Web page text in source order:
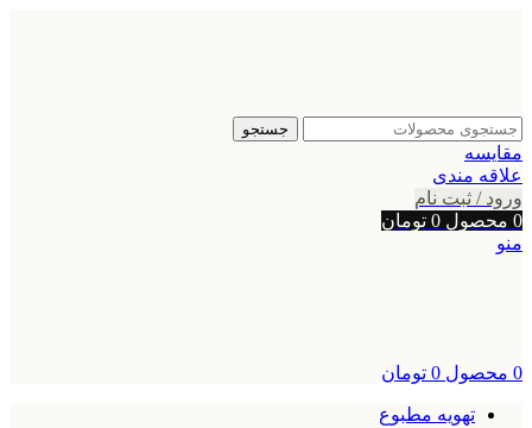
جستجو
مقایسه
علاقه مندی
ورود / ثبت نام
0 محصول 0 تومان
منو
0 محصول 0 تومان
تهویه مطبوع